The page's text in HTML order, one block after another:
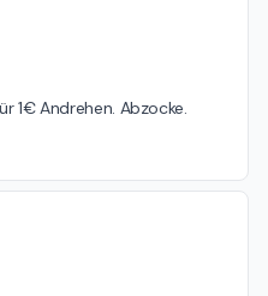
1€ Andrehen. Abzocke.